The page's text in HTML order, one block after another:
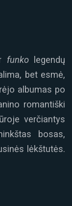
funkolegendų
bet esmė,
albumas po
romantiški
verčiantys
bosas,
lėkštutės.